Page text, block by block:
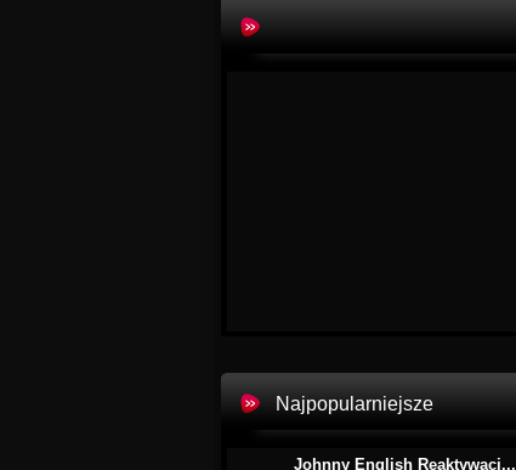
Najpopularniejsze
Johnny English Reaktywacj...